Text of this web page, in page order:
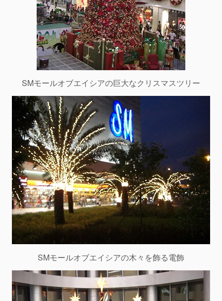
SMモールオブエイシアの巨大なクリスマスツリー
SMモールオブエイシアの木々を飾る電飾